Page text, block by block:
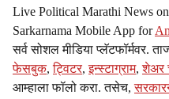
Live Political Marathi News
Sarkarnama Mobile App for
सर्व सोशल मीडिया प्लॅटफॉर्मवर.
फेसबुक,ट्विटर,इन्स्टाग्राम,शेअर
आम्हाला फॉलो करा. तसेच,